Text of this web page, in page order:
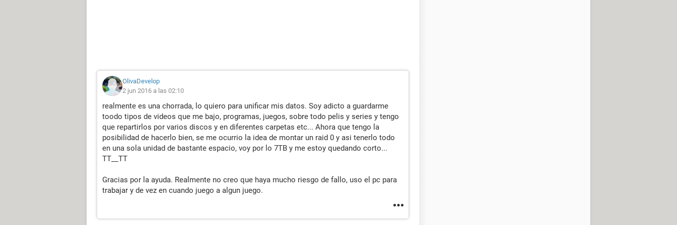
OlivaDevelop
2 jun 2016 a las 02:10
realmente es una chorrada, lo quiero para unificar mis datos. Soy adicto a guardarme
toodo tipos de videos que me bajo, programas, juegos, sobre todo pelis y series y tengo
que repartirlos por varios discos y en diferentes carpetas etc... Ahora que tengo la
posibilidad de hacerlo bien, se me ocurrio la idea de montar un raid 0 y asi tenerlo todo
en una sola unidad de bastante espacio, voy por lo 7TB y me estoy quedando corto...
TT__TT
Gracias por la ayuda. Realmente no creo que haya mucho riesgo de fallo, uso el pc para
trabajar y de vez en cuando juego a algun juego.